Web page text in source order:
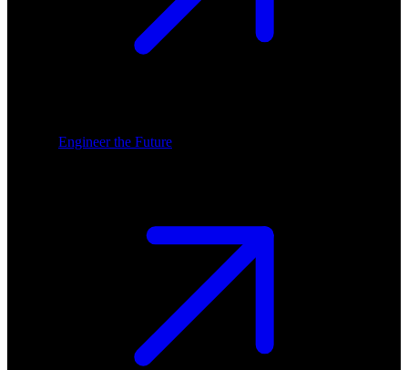
Engineer the Future